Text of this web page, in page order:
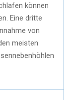
können
Eine dritte
von
meisten